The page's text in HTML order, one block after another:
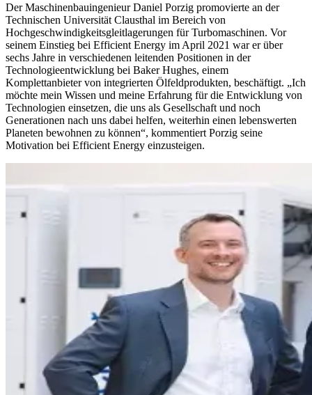
Der Maschinenbauingenieur Daniel Porzig promovierte an der
Technischen Universität Clausthal im Bereich von
Hochgeschwindigkeitsgleitlagerungen für Turbomaschinen. Vor
seinem Einstieg bei Efficient Energy im April 2021 war er über
sechs Jahre in verschiedenen leitenden Positionen in der
Technologieentwicklung bei Baker Hughes, einem
Komplettanbieter von integrierten Ölfeldprodukten, beschäftigt. „Ich
möchte mein Wissen und meine Erfahrung für die Entwicklung von
Technologien einsetzen, die uns als Gesellschaft und noch
Generationen nach uns dabei helfen, weiterhin einen lebenswerten
Planeten bewohnen zu können“, kommentiert Porzig seine
Motivation bei Efficient Energy einzusteigen.